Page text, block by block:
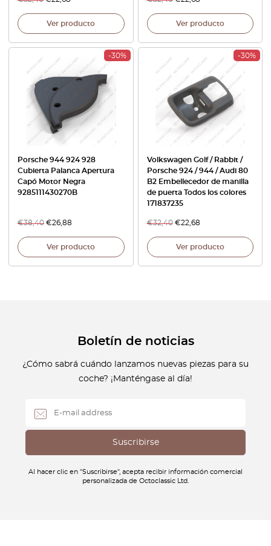
Ver producto Ver producto
-30%
Porsche 944 924 928
Cubierta Palanca Apertura
Capó Motor Negra
9285111430270B
€38,40 €26,88
Ver producto
-30%
Volkswagen Golf / Rabbit /
Porsche 924 / 944 / Audi 80
B2 Embellecedor de manilla
de puerta Todos los colores
171837235
€32,40 €22,68
Ver producto
Boletín de noticias
¿Cómo sabrá cuándo lanzamos nuevas piezas para su
coche? ¡Manténgase al día!
Al hacer clic en "Suscribirse", acepta recibir información comercial
personalizada de Octoclassic Ltd.